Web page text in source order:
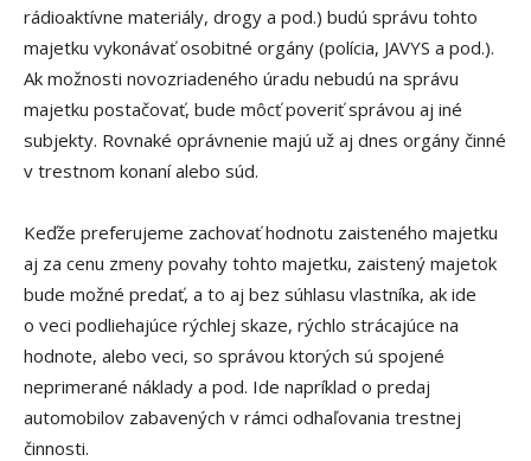
rádioaktívne materiály, drogy a pod.) budú správu tohto
majetku vykonávať osobitné orgány (polícia, JAVYS a pod.).
Ak možnosti novozriadeného úradu nebudú na správu
majetku postačovať, bude môcť poveriť správou aj iné
subjekty. Rovnaké oprávnenie majú už aj dnes orgány činné
v trestnom konaní alebo súd.
Keďže preferujeme zachovať hodnotu zaisteného majetku
aj za cenu zmeny povahy tohto majetku, zaistený majetok
bude možné predať, a to aj bez súhlasu vlastníka, ak ide
o veci podliehajúce rýchlej skaze, rýchlo strácajúce na
hodnote, alebo veci, so správou ktorých sú spojené
neprimerané náklady a pod. Ide napríklad o predaj
automobilov zabavených v rámci odhaľovania trestnej
činnosti.